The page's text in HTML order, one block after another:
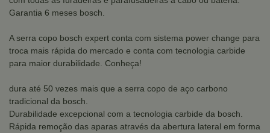
Garantia 6 meses bosch.
A serra copo bosch expert conta com sistema power change para
troca mais rápida do mercado e conta com tecnologia carbide
para maior durabilidade. Conheça!
dura até 50 vezes mais que a serra copo de aço carbono
tradicional da bosch.
Durabilidade excepcional com a tecnologia carbide da bosch.
Rápida remoção das aparas através da abertura lateral em forma